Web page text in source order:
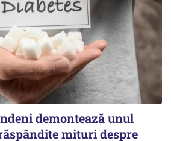
demontează unul
mituri despre